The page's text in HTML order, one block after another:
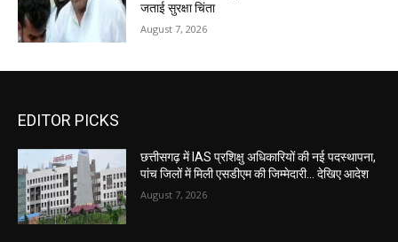
जताई सुरक्षा चिंता
August 7, 2026
EDITOR PICKS
छत्तीसगढ़ में IAS प्रशिक्षु अधिकारियों की नई पदस्थापना,
पांच जिलों में मिली एसडीएम की जिम्मेदारी... देखिए आदेश
August 7, 2026